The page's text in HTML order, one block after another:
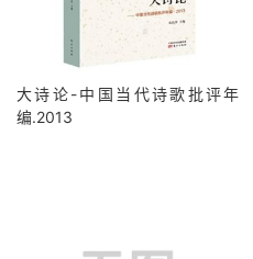
大诗论-中国当代诗歌批评年
编.2013